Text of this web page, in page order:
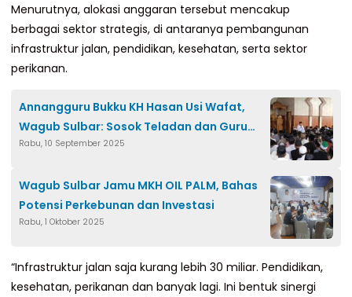
Menurutnya, alokasi anggaran tersebut mencakup
berbagai sektor strategis, di antaranya pembangunan
infrastruktur jalan, pendidikan, kesehatan, serta sektor
perikanan.
Annangguru Bukku KH Hasan Usi Wafat,
Wagub Sulbar: Sosok Teladan dan Guru
Besar
Rabu, 10 September 2025
Wagub Sulbar Jamu MKH OIL PALM, Bahas
Potensi Perkebunan dan Investasi
Rabu, 1 Oktober 2025
“Infrastruktur jalan saja kurang lebih 30 miliar. Pendidikan,
kesehatan, perikanan dan banyak lagi. Ini bentuk sinergi